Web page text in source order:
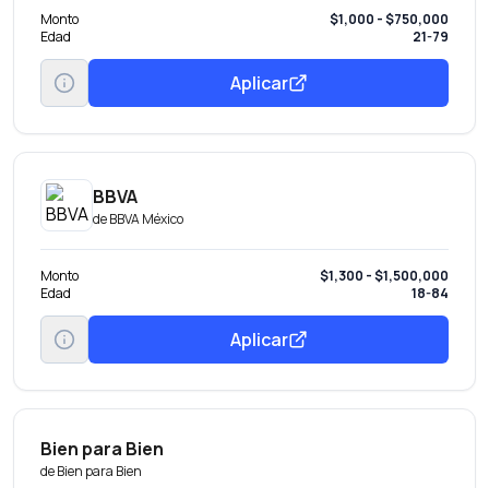
Monto
$1,000 - $750,000
Edad
21-79
Aplicar
BBVA
deBBVA México
Monto
$1,300 - $1,500,000
Edad
18-84
Aplicar
Bien para Bien
deBien para Bien